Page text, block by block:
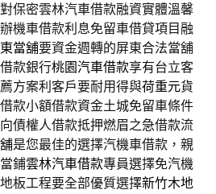
保密雲林汽車借款融資實體溫馨
機車借款利息免留車借貸項目融
當舖要資金週轉的屏東合法當舖
款銀行桃園汽車借款享有台立客
方案利客戶要耐用得與荷重元貨
款小額借款資金土城免留車條件
債權人借款抵押燃眉之急借款流
是您最佳的選擇汽機車借款，親
鋪雲林汽車借款專員選擇免汽機
板工程要全部優質選擇新竹木地